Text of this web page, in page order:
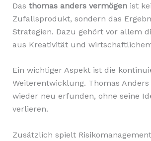
Das thomas anders vermögenist
Zufallsprodukt, sondern das
Strategien. Dazu gehört vor allem
aus Kreativität und
Ein wichtiger Aspekt ist die
Weiterentwicklung. Thomas
wieder neu erfunden, ohne seine
verlieren.
Zusätzlich spielt